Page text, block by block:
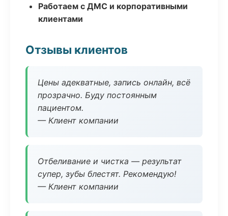
Работаем с ДМС и корпоративными
клиентами
Отзывы клиентов
Цены адекватные, запись онлайн, всё
прозрачно. Буду постоянным
пациентом.
— Клиент компании
Отбеливание и чистка — результат
супер, зубы блестят. Рекомендую!
— Клиент компании